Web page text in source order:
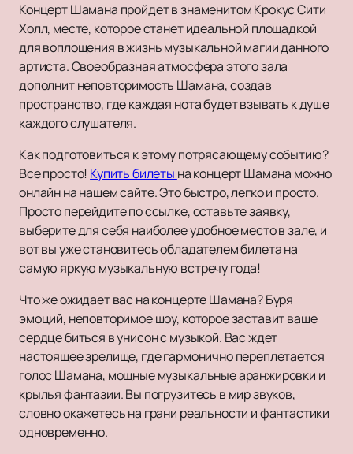
Концерт Шамана пройдет в знаменитом Крокус Сити
Холл, месте, которое станет идеальной площадкой
для воплощения в жизнь музыкальной магии данного
артиста. Своеобразная атмосфера этого зала
дополнит неповторимость Шамана, создав
пространство, где каждая нота будет взывать к душе
каждого слушателя.
Как подготовиться к этому потрясающему событию?
Все просто! Купить билеты на концерт Шамана можно
онлайн на нашем сайте. Это быстро, легко и просто.
Просто перейдите по ссылке, оставьте заявку,
выберите для себя наиболее удобное место в зале, и
вот вы уже становитесь обладателем билета на
самую яркую музыкальную встречу года!
Что же ожидает вас на концерте Шамана? Буря
эмоций, неповторимое шоу, которое заставит ваше
сердце биться в унисон с музыкой. Вас ждет
настоящее зрелище, где гармонично переплетается
голос Шамана, мощные музыкальные аранжировки и
крылья фантазии. Вы погрузитесь в мир звуков,
словно окажетесь на грани реальности и фантастики
одновременно.